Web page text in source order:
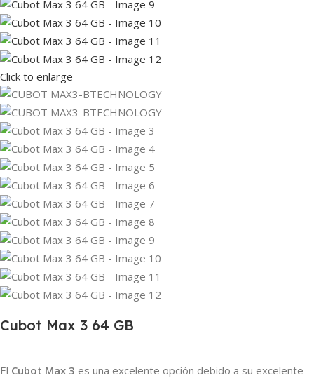
Click to enlarge
Cubot Max 3 64 GB
El Cubot Max 3 es una excelente opción debido a su excelente